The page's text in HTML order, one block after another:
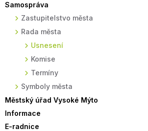
Samospráva
Zastupitelstvo města
Rada města
Usnesení
Komise
Termíny
Symboly města
Městský úřad Vysoké Mýto
Informace
E-radnice